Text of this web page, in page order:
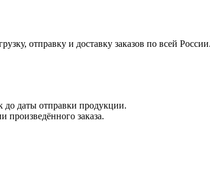
отправку и доставку заказов по всей
до даты отправки продукции.
произведённого заказа.